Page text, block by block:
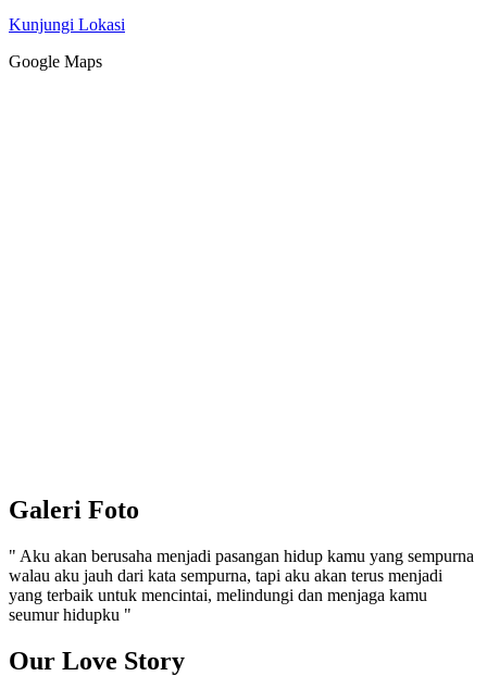
Kunjungi Lokasi
Google Maps
Galeri Foto
" Aku akan berusaha menjadi pasangan hidup kamu yang sempurna
walau aku jauh dari kata sempurna, tapi aku akan terus menjadi
yang terbaik untuk mencintai, melindungi dan menjaga kamu
seumur hidupku "
Our Love Story